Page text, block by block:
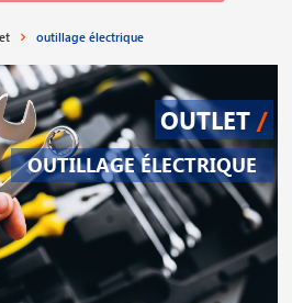
outillage électrique
OUTLET /
OUTILLAGE ÉLECTRIQUE